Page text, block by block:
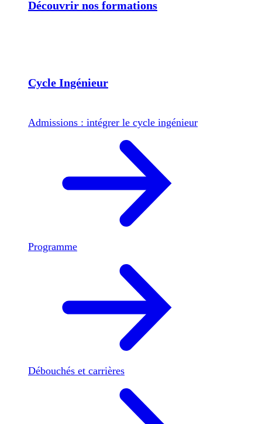
Découvrir nos formations
Cycle Ingénieur
Admissions : intégrer le cycle ingénieur
Programme
Débouchés et carrières